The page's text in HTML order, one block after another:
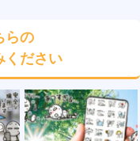
らの
ください